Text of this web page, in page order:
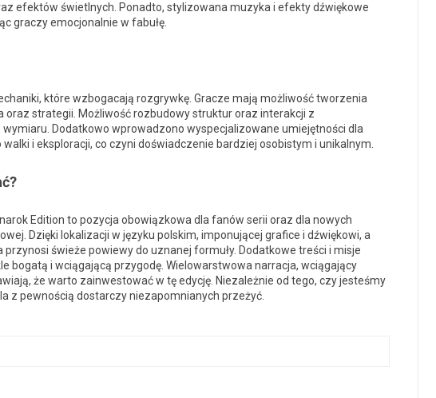
efektów świetlnych. Ponadto, stylizowana muzyka i efekty dźwiękowe
graczy emocjonalnie w fabułę.
które wzbogacają rozgrywkę. Gracze mają możliwość tworzenia
oraz strategii. Możliwość rozbudowy struktur oraz interakcji z
Dodatkowo wprowadzono wyspecjalizowane umiejętności dla
i eksploracji, co czyni doświadczenie bardziej osobistym i unikalnym.
Edition to pozycja obowiązkowa dla fanów serii oraz dla nowych
Dzięki lokalizacji w języku polskim, imponującej grafice i dźwiękowi, a
świeże powiewy do uznanej formuły. Dodatkowe treści i misje
bogatą i wciągającą przygodę. Wielowarstwowa narracja, wciągający
że warto zainwestować w tę edycję. Niezależnie od tego, czy jesteśmy
z pewnością dostarczy niezapomnianych przeżyć.